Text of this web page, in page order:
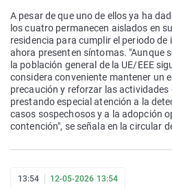
A pesar de que uno de ellos ya ha
los cuatro permanecen aislados en
residencia para cumplir el periodo de
ahora presenten síntomas. "Aunque
la población general de la UE/EEE
considera conveniente mantener un
precaución y reforzar las
prestando especial atención a la
casos sospechosos y a la adopción
contención", se señala en la circular
13:54 12-05-2026 13:54